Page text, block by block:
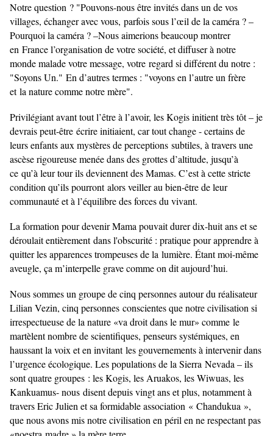
Notre question ? "Pouvons-nous être invités dans un de vos
villages, échanger avec vous, parfois sous l’œil de la caméra ? –
Pourquoi la caméra ? –Nous aimerions beaucoup montrer
en France l’organisation de votre société, et diffuser à notre
monde malade votre message, votre regard si différent du notre :
"Soyons Un." En d’autres termes : "voyons en l’autre un frère
etla nature comme notre mère".
Privilégiant avant tout l’être à l’avoir, les Kogis initient très tôt – je
devrais peut-être écrire initiaient, car tout change - certains de
leurs enfants aux mystères de perceptions subtiles, à travers une
ascèse rigoureuse menée dans des grottes d’altitude, jusqu’à
ce qu’à leur tour ils deviennent des Mamas. C’est à cette stricte
condition qu’ils pourrontalors veiller au bien-être de leur
communauté et à l’équilibre des forces du vivant.
La formation pour devenir Mama pouvait durer dix-huit ans et se
déroulait entièrementdans l'obscurité : pratique pour apprendre à
quitter les apparences trompeuses de la lumière. Étant moi-même
aveugle, ça m’interpelle grave comme on dit aujourd’hui.
Nous sommes un groupe de cinq personnes autour du réalisateur
Lilian Vezin, cinq personnes conscientes que notre civilisation si
irrespectueuse de la nature «va droit dans le mur» comme le
martèlent nombre de scientifiques, penseurs systémiques, en
haussant la voix et en invitantles gouvernements à intervenir dans
l’urgence écologique. Les populations de la Sierra Nevada – ils
sont quatre groupes : les Kogis, les Aruakos, les Wiwuas, les
Kankuamus- nous disent depuis vingt ans et plus, notamment à
travers Eric Julien et sa formidable association « Chandukua »,
que nous avons mis notre civilisation en péril en ne respectant pas